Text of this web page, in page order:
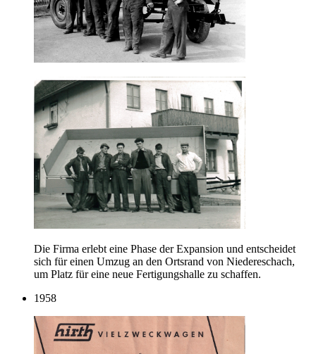
Die Firma erlebt eine Phase der Expansion und entscheidet
sich für einen Umzug an den Ortsrand von Niedereschach,
um Platz für eine neue Fertigungshalle zu schaffen.
1958